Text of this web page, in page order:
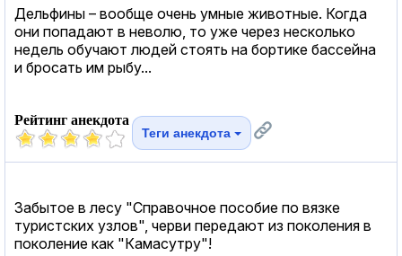
Дельфины – вообще очень умные животные. Когда
они попадают в неволю, то уже через несколько
недель обучают людей стоять на бортике бассейна
и бросать им рыбу...
Рейтинг анекдота
Теги анекдота
Забытое в лесу "Справочное пособие по вязке
туристских узлов", черви передают из поколения в
поколение как "Камасутру"!